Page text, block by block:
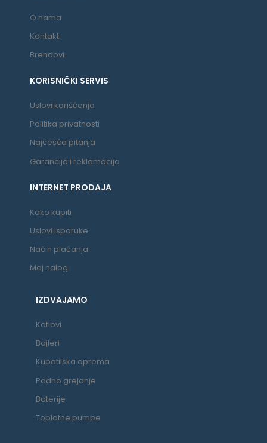
O nama
Kontakt
Brendovi
KORISNIČKI SERVIS
Uslovi korišćenja
Politika privatnosti
Najčešća pitanja
Garancija i reklamacija
INTERNET PRODAJA
Kako kupiti
Uslovi isporuke
Način plaćanja
Moj nalog
IZDVAJAMO
Kotlovi
Bojleri
Kupatilska oprema
Podno grejanje
Baterije
Toplotne pumpe